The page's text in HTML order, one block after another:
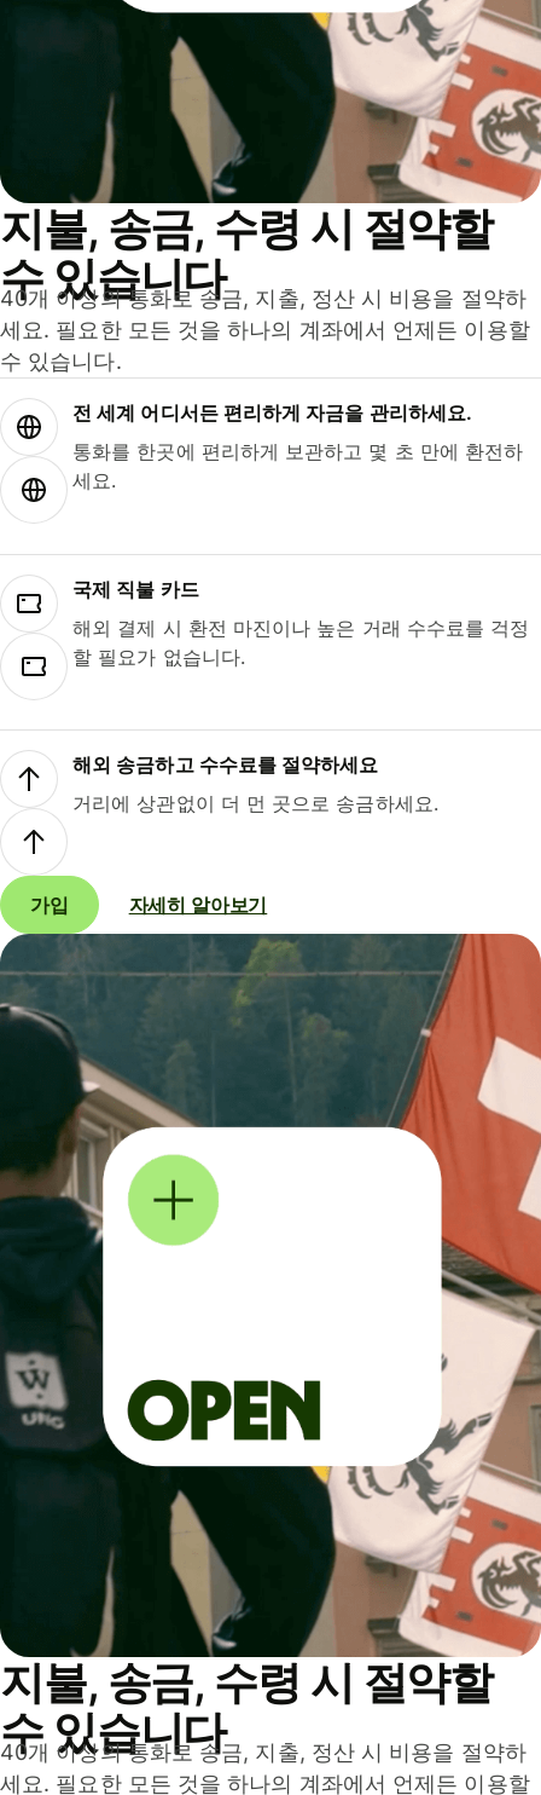
지불, 송금, 수령 시 절약할
수 있습니다
40개 이상의 통화로 송금, 지출, 정산 시 비용을 절약하
세요. 필요한 모든 것을 하나의 계좌에서 언제든 이용할
수 있습니다.
전 세계 어디서든 편리하게 자금을 관리하세요.
통화를 한곳에 편리하게 보관하고 몇 초 만에 환전하
세요.
국제 직불 카드
해외 결제 시 환전 마진이나 높은 거래 수수료를 걱정
할 필요가 없습니다.
해외 송금하고 수수료를 절약하세요
거리에 상관없이 더 먼 곳으로 송금하세요.
가입 자세히 알아보기
지불, 송금, 수령 시 절약할
수 있습니다
40개 이상의 통화로 송금, 지출, 정산 시 비용을 절약하
세요. 필요한 모든 것을 하나의 계좌에서 언제든 이용할